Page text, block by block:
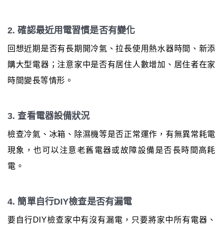
2. 確認最近用電習慣是否有變化
回想近期是否有長期開冷氣、拉長使用熱水器時間、新添
購大型電器；注意家中是否有居住人數增加、居住者在家
時間變長等情形。
3. 查看電器設備狀況
檢查冷氣、冰箱、除濕機等是否正常運作，有無異常耗電
現象，也可以注意老舊電器或故障設備是否長時間高耗
電。
4. 簡單自行DIY檢查是否有漏電
要自行DIY檢查家中有沒有漏電，只要將家中所有電器、